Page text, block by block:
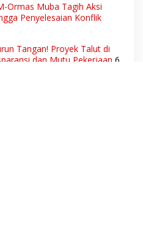
Ormas Muba Tagih Aksi
Penyelesaian Konflik
Tangan! Proyek Talut di
dan Mutu Pekerjaan 6